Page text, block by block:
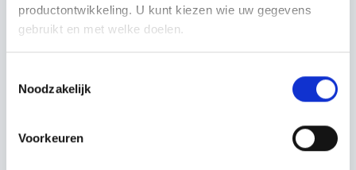
productontwikkeling. U kunt kiezen wie uw gegevens
gebruikt en met welke doelen.
Informatie verzamelen over uw geografische
Uw apparaat identificeren door het actief te
scannen op specifieke eigenschappen (fingerprinting)
Noodzakelijk
Voorkeuren
Gerelateerd nieuws